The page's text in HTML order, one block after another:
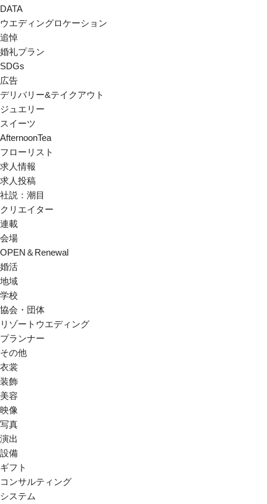
DATA
ウエディングロケーション
追悼
婚礼プラン
SDGs
広告
デリバリー&テイクアウト
ジュエリー
スイーツ
AfternoonTea
フローリスト
求人情報
求人投稿
社説：潮目
クリエイター
連載
会場
OPEN＆Renewal
婚活
地域
学校
協会・団体
リゾートウエディング
プランナー
その他
衣裳
装飾
美容
映像
写真
演出
設備
ギフト
コンサルティング
システム